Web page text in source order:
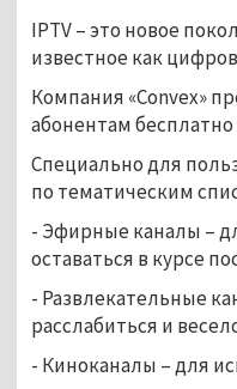
IPTV – это новое
известное как
Компания «Convex»
абонентам
Специально для
по тематическим
- Эфирные каналы –
оставаться в курсе
- Развлекательные
расслабиться и
- Киноканалы – для